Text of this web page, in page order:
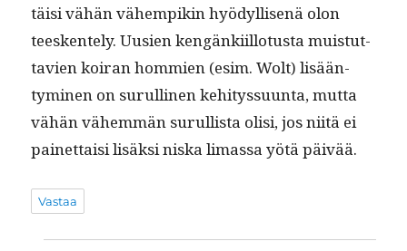
täisi vähän vähempikin hyödyl­lisenä olon
teesken­te­ly. Uusien kengänki­il­lo­tus­ta muis­tut­
tavien koiran hom­mien (esim. Wolt) lisään­
tymi­nen on surulli­nen kehi­tys­su­un­ta, mut­ta
vähän vähem­män surullista olisi, jos niitä ei
painet­taisi lisäk­si niska limas­sa yötä päivää.
Vastaa